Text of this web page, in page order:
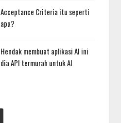
Acceptance Criteria itu seperti
apa?
Hendak membuat aplikasi AI ini
dia API termurah untuk AI